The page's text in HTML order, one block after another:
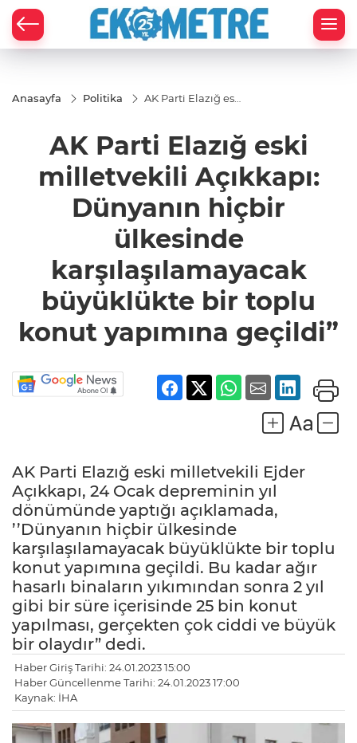
Anasayfa Politika
AK Parti Elazığ eski
Dünyanın hiçbir
ülkesinde
karşılaşılamayacak
büyüklükte bir
toplu konut
yapımına geçildi”
AK Parti Elazığ eski
milletvekili Açıkkapı:
Dünyanın hiçbir
ülkesinde
karşılaşılamayacak
büyüklükte bir toplu
konut yapımına geçildi”
AK Parti Elazığ eski milletvekili Ejder
Açıkkapı, 24 Ocak depreminin yıl
dönümünde yaptığı açıklamada,
’’Dünyanın hiçbir ülkesinde
karşılaşılamayacak büyüklükte bir toplu
konut yapımına geçildi. Bu kadar ağır
hasarlı binaların yıkımından sonra 2 yıl
gibi bir süre içerisinde 25 bin konut
yapılması, gerçekten çok ciddi ve büyük
bir olaydır” dedi.
Haber Giriş Tarihi: 24.01.2023 15:00
Haber Güncellenme Tarihi: 24.01.2023 17:00
Kaynak: İHA